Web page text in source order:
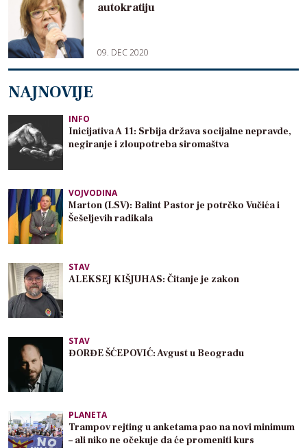
autokratiju
09. DEC 2020
NAJNOVIJE
INFO
Inicijativa A 11: Srbija država socijalne nepravde,
negiranje i zloupotreba siromaštva
VOJVODINA
Marton (LSV): Balint Pastor je potrčko Vučića i
Šešeljevih radikala
STAV
ALEKSEJ KIŠJUHAS: Čitanje je zakon
STAV
ĐORĐE ŠĆEPOVIĆ: Avgust u Beogradu
PLANETA
Trampov rejting u anketama pao na novi minimum
– ali niko ne očekuje da će promeniti kurs